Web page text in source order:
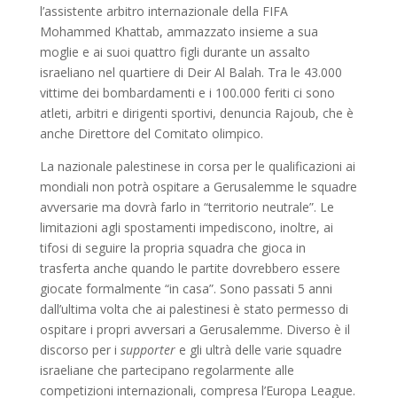
l’assistente arbitro internazionale della FIFA
Mohammed Khattab, ammazzato insieme a sua
moglie e ai suoi quattro figli durante un assalto
israeliano nel quartiere di Deir Al Balah. Tra le 43.000
vittime dei bombardamenti e i 100.000 feriti ci sono
atleti, arbitri e dirigenti sportivi, denuncia Rajoub, che è
anche Direttore del Comitato olimpico.
La nazionale palestinese in corsa per le qualificazioni ai
mondiali non potrà ospitare a Gerusalemme le squadre
avversarie ma dovrà farlo in “territorio neutrale”. Le
limitazioni agli spostamenti impediscono, inoltre, ai
tifosi di seguire la propria squadra che gioca in
trasferta anche quando le partite dovrebbero essere
giocate formalmente “in casa”. Sono passati 5 anni
dall’ultima volta che ai palestinesi è stato permesso di
ospitare i propri avversari a Gerusalemme. Diverso è il
discorso per i supportere gli ultrà delle varie squadre
israeliane che partecipano regolarmente alle
competizioni internazionali, compresa l’Europa League.